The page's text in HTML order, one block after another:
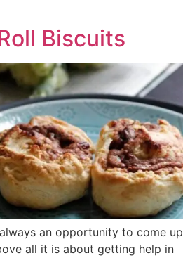
Biscuits
an opportunity to come up
all it is about getting help in